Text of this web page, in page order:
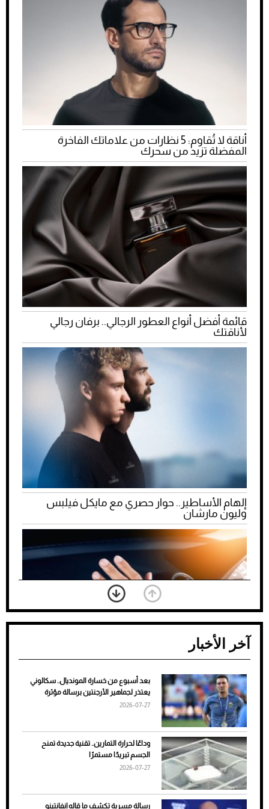
أناقة لا تُقاوم: 5 نظارات من علاماتك الفاخرة
المفضلة تزيد من سحرك
قائمة أفضل أنواع العطور الرجالي.. برفان رجالي
لأناقتك
إلهام الأساطير.. حوار حصري مع مايكل فيلبس
وليون مارشان
ضعف تبريد مكيف السيارة عند الوقوف.. أشهر
الأسباب والحلول
آخر الأخبار
بعد أسبوع من خسارة المونديال.. سكالوني
يعتذر لجماهير الأرجنتين برسالة مؤثرة
2026-07-27
وداعًا لحرارة التمارين.. تقنية جديدة تمنح
الجسم تبريدًا مستمرًا
2026-07-27
رسالة مسربة تكشف ما قاله إنفانتينو